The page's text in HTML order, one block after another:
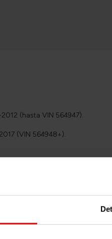
(hasta VIN 564947).
(VIN 564948+).
con un sistema de
de ruido del escape y
los sistemas de escape
sistema sin activar una